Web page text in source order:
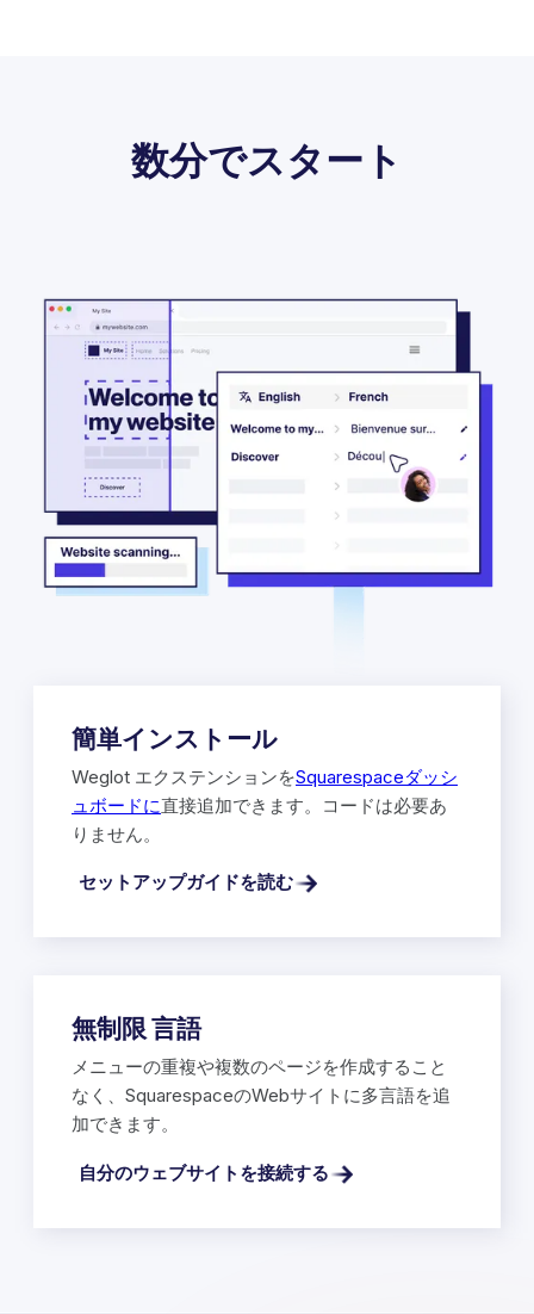
数分でスタート
簡単インストール
Weglot エクステンションをSquarespaceダッシ
ュボードに直接追加できます。コードは必要あ
りません。
セットアップガイドを読む
無制限 言語
メニューの重複や複数のページを作成すること
なく、SquarespaceのWebサイトに多言語を追
加できます。
自分のウェブサイトを接続する